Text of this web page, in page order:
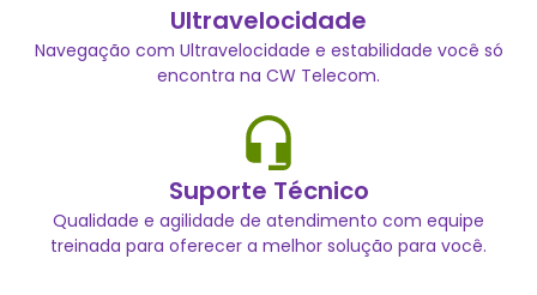
Ultravelocidade
Navegação com Ultravelocidade e estabilidade você só
encontra na CW Telecom.
Suporte Técnico
Qualidade e agilidade de atendimento com equipe
treinada para oferecer a melhor solução para você.